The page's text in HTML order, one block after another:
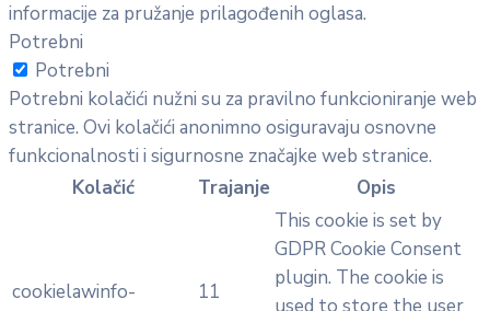
informacije za pružanje prilagođenih oglasa.
Potrebni
Potrebni
Potrebni kolačići nužni su za pravilno funkcioniranje web
stranice. Ovi kolačići anonimno osiguravaju osnovne
funkcionalnosti i sigurnosne značajke web stranice.
Kolačić
Trajanje Opis
cookielawinfo-
11
This cookie is set by
GDPR Cookie Consent
plugin. The cookie is